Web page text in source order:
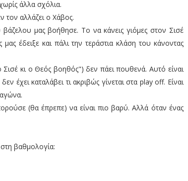
άλλα σχόλια.
τον αλλάζει ο Χάβος.
μας βοήθησε. Το να κάνεις γιόμες στον Σισέ
έδειξε και πάλι την τεράστια κλάση του κάνοντας
κι ο Θεός βοηθός") δεν πάει πουθενά. Αυτό είναι
έχει καταλάβει τι ακριβώς γίνεται στα play off. Είναι
(θα έπρεπε) να είναι πιο βαρύ. Αλλά όταν ένας
βαθμολογία: